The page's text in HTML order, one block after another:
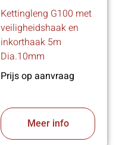
Kettingleng G100 met
veiligheidshaak en
inkorthaak 5m
Dia.10mm
Prijs op aanvraag
Meer info